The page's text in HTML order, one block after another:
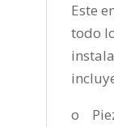
Este
todo
o